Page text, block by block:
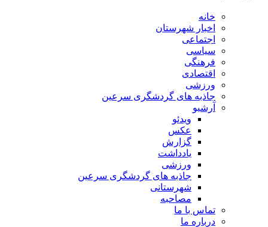
خانه
اخبار شهرستان
اجتماعی
سیاسی
فرهنگی
اقتصادی
ورزشی
جاذبه های گردشگری سرعین
آرشیو
ویدئو
عکس
گزارش
یادداشت
ورزشی
جاذبه های گردشگری سرعین
شهرستانی
مصاحبه
تماس با ما
درباره ما